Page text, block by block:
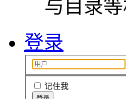
与目录
登录
记住我